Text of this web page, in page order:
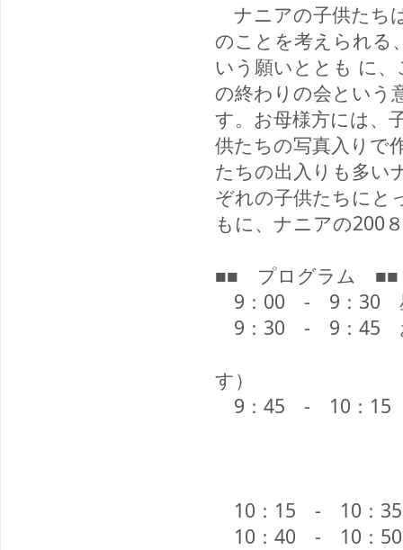
ナニアの子供たち
のことを考えられる
いう願いととも に
の終わりの会という
す。お母様方には、
供たちの写真入りで
たちの出入りも多い
ぞれの子供たちにと
もに、ナニアの200
■■ プログラム ■■
9：00 - 9：30
9：30 - 9：45
す）
9：45 - 10：15
10：15 - 10：
10：40 - 10：50